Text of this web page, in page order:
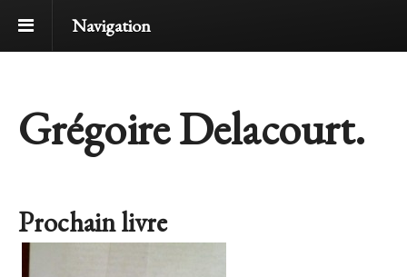
Navigation
Grégoire Delacourt.
Prochain livre